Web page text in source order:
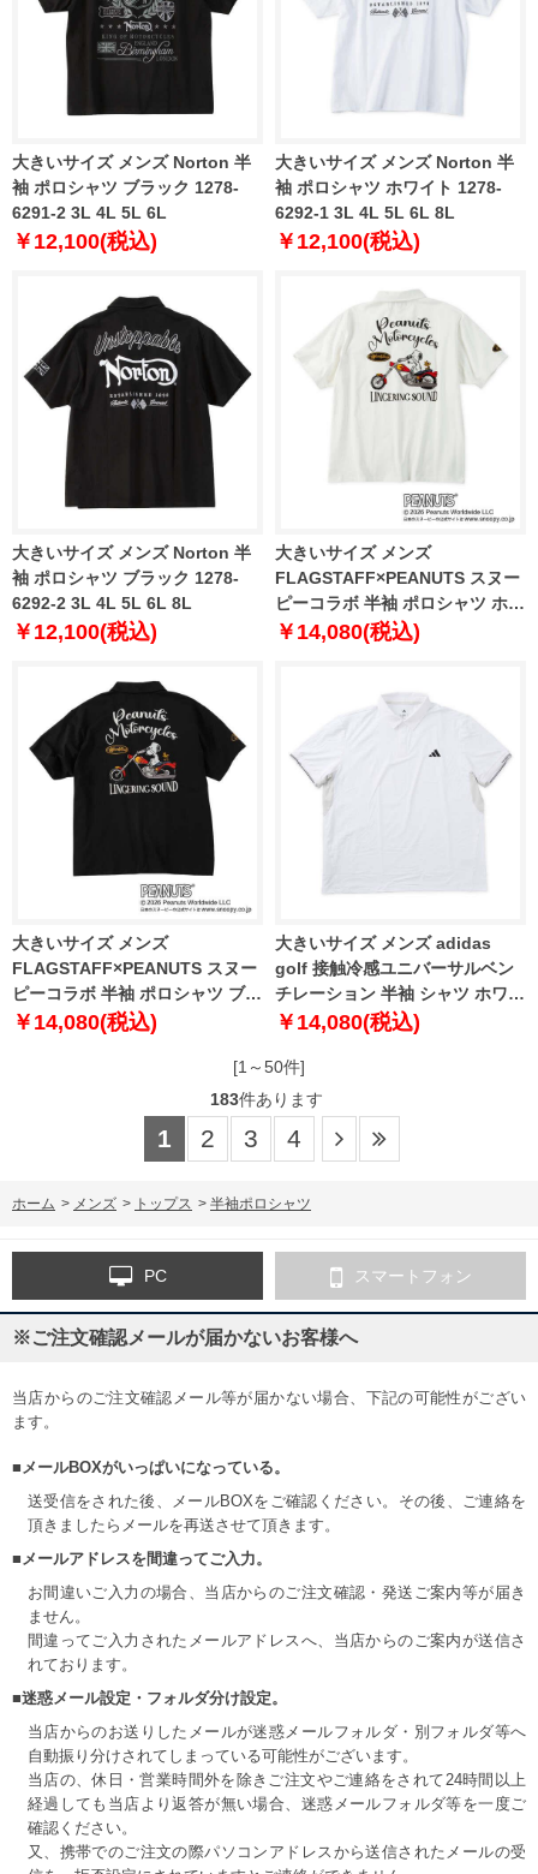
大きいサイズ メンズ Norton 半
袖 ポロシャツ ブラック 1278-
6291-2 3L 4L 5L 6L
￥12,100(税込)
大きいサイズ メンズ Norton 半
袖 ポロシャツ ホワイト 1278-
6292-1 3L 4L 5L 6L 8L
￥12,100(税込)
大きいサイズ メンズ Norton 半
袖 ポロシャツ ブラック 1278-
6292-2 3L 4L 5L 6L 8L
￥12,100(税込)
大きいサイズ メンズ
FLAGSTAFF×PEANUTS スヌー
ピーコラボ 半袖 ポロシャツ ホワ
イト 1278-6536-1 3L 4L 5L 6L
￥14,080(税込)
大きいサイズ メンズ
FLAGSTAFF×PEANUTS スヌー
ピーコラボ 半袖 ポロシャツ ブラ
ック 1278-6536-2 3L 4L 5L 6L
￥14,080(税込)
大きいサイズ メンズ adidas
golf 接触冷感ユニバーサルベン
チレーション 半袖 シャツ ホワイ
ト 1278-6210-1 4XL 5XL
￥14,080(税込)
[1～50件]
183件あります
1 2 3 4
ホーム > メンズ > トップス > 半袖ポロシャツ
PC スマートフォン
※ご注文確認メールが届かないお客様へ
当店からのご注文確認メール等が届かない場合、下記の可能性がござい
ます。
■メールBOXがいっぱいになっている。
送受信をされた後、メールBOXをご確認ください。その後、ご連絡を
頂きましたらメールを再送させて頂きます。
■メールアドレスを間違ってご入力。
お間違いご入力の場合、当店からのご注文確認・発送ご案内等が届き
ません。
間違ってご入力されたメールアドレスへ、当店からのご案内が送信さ
れております。
■迷惑メール設定・フォルダ分け設定。
当店からのお送りしたメールが迷惑メールフォルダ・別フォルダ等へ
自動振り分けされてしまっている可能性がございます。
当店の、休日・営業時間外を除きご注文やご連絡をされて24時間以上
経過しても当店より返答が無い場合、迷惑メールフォルダ等を一度ご
確認ください。
又、携帯でのご注文の際パソコンアドレスから送信されたメールの受